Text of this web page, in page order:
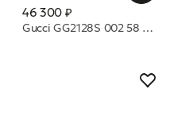
46 300 ₽
Gucci GG2128S 002 58 очки с/з